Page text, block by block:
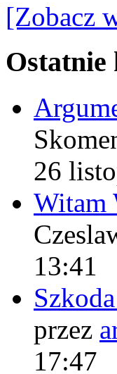
[Zobacz
Ostatnie
26
Witam
13:41
przez
17:47